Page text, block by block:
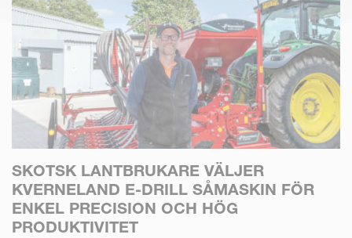
SKOTSK LANTBRUKARE VÄLJER
KVERNELAND E-DRILL SÅMASKIN FÖR
ENKEL PRECISION OCH HÖG
PRODUKTIVITET